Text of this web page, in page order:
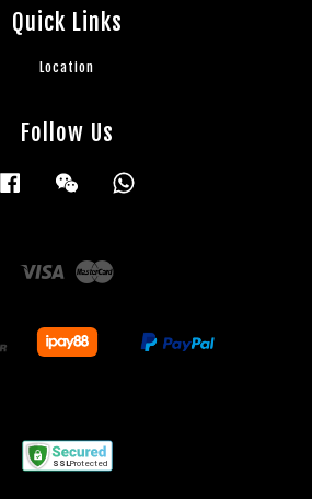
Quick Links
Location
Follow Us
Facebook Wechat
Visa